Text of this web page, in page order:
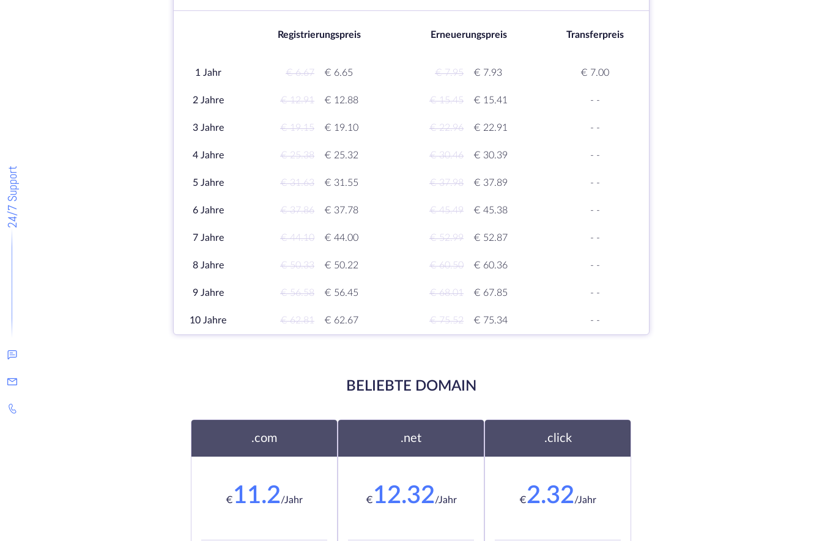
24/7 Support
Registrierungspreis Erneuerungspreis Transferpreis
1 Jahr € 6.67 € 6.65 € 7.95 € 7.93 € 7.00
2 Jahre € 12.91 € 12.88 € 15.45 € 15.41 - -
3 Jahre € 19.15 € 19.10 € 22.96 € 22.91 - -
4 Jahre € 25.38 € 25.32 € 30.46 € 30.39 - -
5 Jahre € 31.63 € 31.55 € 37.98 € 37.89 - -
6 Jahre € 37.86 € 37.78 € 45.49 € 45.38 - -
7 Jahre € 44.10 € 44.00 € 52.99 € 52.87 - -
8 Jahre € 50.33 € 50.22 € 60.50 € 60.36 - -
9 Jahre € 56.58 € 56.45 € 68.01 € 67.85 - -
10 Jahre € 62.81 € 62.67 € 75.52 € 75.34 - -
BELIEBTE DOMAIN
.com
€ 11.2/Jahr
.net
€ 12.32/Jahr
.click
€2.32/Jahr